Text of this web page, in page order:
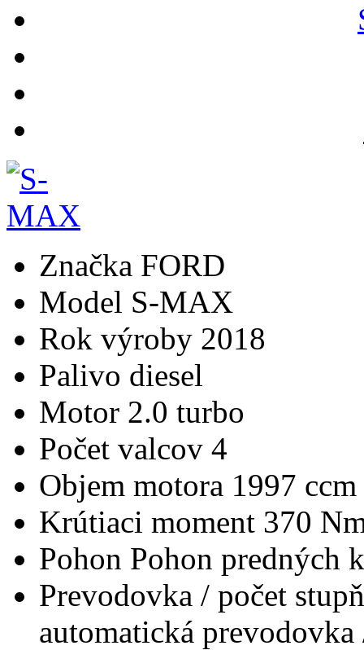
Značka FORD
Model S-MAX
Rok výroby 2018
Palivo diesel
Motor 2.0 turbo
Počet valcov 4
Objem motora 1997 ccm
Krútiaci moment 370
Pohon Pohon predných
Prevodovka / počet
automatická prevodovka